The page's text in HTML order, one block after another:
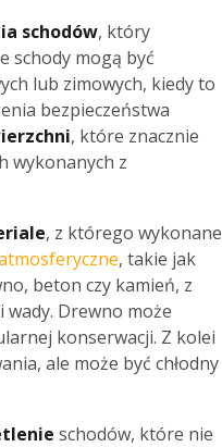
schodów, który
schody mogą być
lub zimowych, kiedy to
bezpieczeństwa
, które znacznie
wykonanych z
, z którego wykonane
, takie jak
beton czy kamień, z
wady. Drewno może
konserwacji. Z kolei
ale może być chłodny
schodów, które nie